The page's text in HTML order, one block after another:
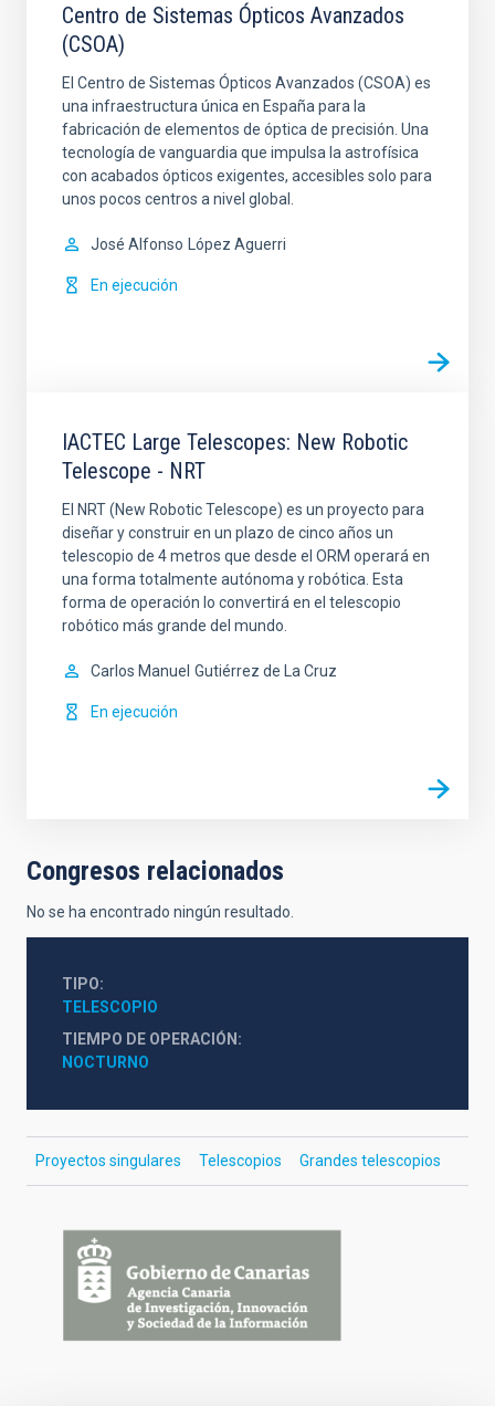
Centro de Sistemas Ópticos Avanzados
(CSOA)
El Centro de Sistemas Ópticos Avanzados (CSOA) es
una infraestructura única en España para la
fabricación de elementos de óptica de precisión. Una
tecnología de vanguardia que impulsa la astrofísica
con acabados ópticos exigentes, accesibles solo para
unos pocos centros a nivel global.
José Alfonso López Aguerri
En ejecución
IACTEC Large Telescopes: New Robotic
Telescope - NRT
El NRT (New Robotic Telescope) es un proyecto para
diseñar y construir en un plazo de cinco años un
telescopio de 4 metros que desde el ORM operará en
una forma totalmente autónoma y robótica. Esta
forma de operación lo convertirá en el telescopio
robótico más grande del mundo.
Carlos Manuel Gutiérrez de La Cruz
En ejecución
Congresos relacionados
No se ha encontrado ningún resultado.
TIPO
TELESCOPIO
TIEMPO DE OPERACIÓN
NOCTURNO
Proyectos singulares Telescopios Grandes telescopios